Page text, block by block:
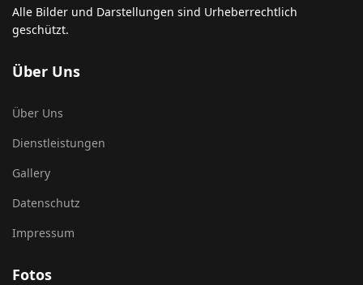
Alle Bilder und Darstellungen sind Urheberrechtlich
geschützt.
Über Uns
Über Uns
Dienstleistungen
Gallery
Datenschutz
Impressum
Fotos